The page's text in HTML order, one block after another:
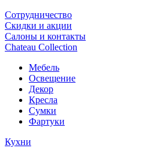
Сотрудничество
Скидки и акции
Салоны и контакты
Chateau Collection
Мебель
Освещение
Декор
Кресла
Сумки
Фартуки
Кухни